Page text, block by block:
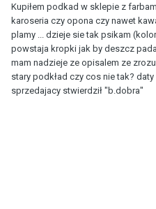
Kupiłem podkad w sklepie z
karoseria czy opona czy nawet
plamy ... dzieje sie tak psikam
powstaja kropki jak by deszcz
mam nadzieje ze opisalem ze
stary podkład czy cos nie tak?
sprzedajacy stwierdził "b.dobra"